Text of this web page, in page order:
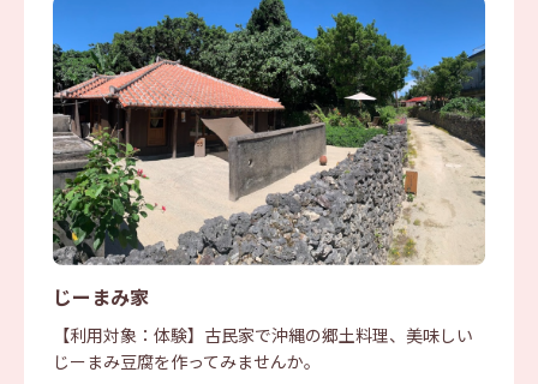
じーまみ家
【利用対象：体験】古民家で沖縄の郷土料理、美味しい
じーまみ豆腐を作ってみませんか。